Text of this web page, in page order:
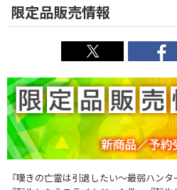
限定品販売情報
『嘆きの亡霊は引退したい～最弱ハン